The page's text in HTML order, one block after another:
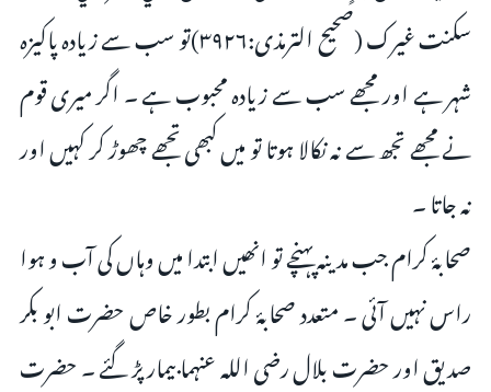
سكنت غيرك (صحيح الترمذی:۳۹۲۶)تو سب سے زیادہ پاکیزہ
شہر ہے اور مجھے سب سے زیادہ محبوب ہے ۔ اگر میری قوم
نے مجھے تجھ سے نہ نکالا ہوتا تو میں کبھی تجھے چھوڑ کر کہیں اور
نہ جاتا ۔
صحابۂ کرام جب مدینہ پہنچے تو انھیں ابتدا میں وہاں کی آب و ہوا
راس نہیں آئی ۔ متعدد صحابۂ کرام بطور خاص حضرت ابو بکر
صدیق اور حضرت بلال رضی اللہ عنہما بیمار پڑ گئے ۔ حضرت